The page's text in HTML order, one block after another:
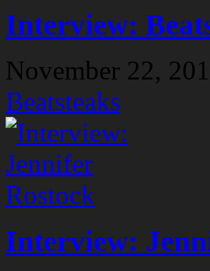
Interview:
November 22,
Beatsteaks
Interview: